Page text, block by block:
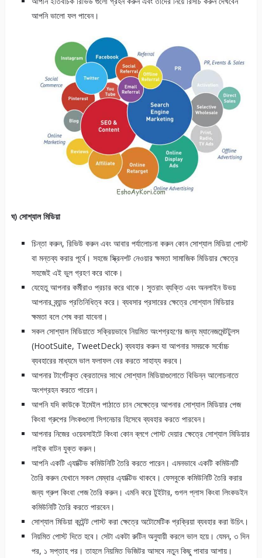
আপনি ভালো ফল পাবেন।
ঘ) সোশ্যাল মিডিয়া
চিন্তা করুন, রিভিউ করুন এবং আবার পর্যালোচনা করুন কোন সোশ্যাল মিডিয়া পোস্ট
বা মন্তব্য করার পূর্বে। সহজে স্ক্রিনশট নেওয়ার ক্ষমতা সামাজিক মিডিয়ার ক্ষেত্রে
সহজেই এই ভুল গ্রহণ করে থাকে।
যেহেতু আপনার কর্মীরাও প্রচার করে থাকে। সুতরাং ব্যক্তি এবং অনলাইন উভয়
আপনার ব্র্যান্ড প্রতিনিধিত্ব করে। ব্যবসার প্রসারের ক্ষেত্রে সোশ্যাল মিডিয়ার
ক্ষমতা বলে শেষ করা যাবেনা।
সকল সোশ্যাল মিডিয়াতে সক্রিয়ভাবে নিয়মিত অংশগ্রহণের জন্য ম্যানেজমেন্টটুলস
(HootSuite, TweetDeck) ব্যবহার করুন যা আপনার সময়কে সর্বোচ্চ
ব্যবহারের মাধ্যমে ভাল ফলাফল বের করতে সাহায্য করবে।
আপনার টার্গেটকৃত ক্রেতাদের সাথে সোশ্যাল মিডিয়াগুলোতে বিভিন্ন আলোচনাতে
অংশগ্রহন করতে পারেন।
আপনি যদি কাউকে ইমেইল পাঠাতে চান সেক্ষেত্রে আপনার সোশ্যাল মিডিয়ার পেজ
কিংবা গ্রুপের লিংকগুলো সিগনেচার হিসেবে ব্যবহার করতে পারবেন।
আপনার নিজের ওয়েবসাইটে কিংবা কোন ব্লগে পোস্ট দেয়ার ক্ষেত্রে সোশ্যাল মিডিয়ার
লাইক বাটন যুক্ত করুন।
আপনি একটি এ্যাক্টিভ কমিউনিটি তৈরি করতে পারেন। এমনভাবে একটি কমিউনটি
তৈরি করুন যেখানে সকল মেম্বার এ্যাক্টিভ থাকবে। ফেসবুকে কমিউনিটি তৈরি করার
জন্য গ্রুপ কিংবা পেজ তৈরি করুন। এমনি করে টুইটার, গুগল প্লাস কিংবা লিংকডইন
কমিউনিটি তৈরি করতে পারবেন।
সোশ্যাল মিডিয়া কন্টেন্ট পোস্ট করা ক্ষেত্রে অটোমেটিক প্রক্রিয়া ব্যবহার করা উচিৎ।
নিয়মিত পোস্ট দিতে হবে। সেটা একটা রুটিন অনুযায়ী করলে ভাল হয়ে। যেমন, ৩ দিন
পর, ১ সপ্তাহ পর। তাহলে নিয়মিত ভিজিটর আসবে নতুন কিছু পাবার আশায়।